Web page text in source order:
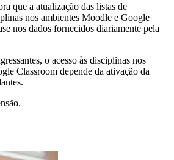
que a atualização das listas de
nos ambientes Moodle e Google
nos dados fornecidos diariamente pela
o acesso às disciplinas nos
Classroom depende da ativação da